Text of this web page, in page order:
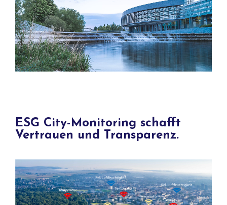
ESG City-Monitoring schafft
Vertrauen und Transparenz.